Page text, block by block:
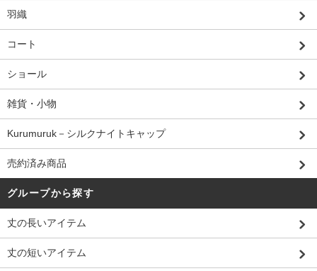
羽織
コート
ショール
雑貨・小物
Kurumuruk－シルクナイトキャップ
売約済み商品
グループから探す
丈の長いアイテム
丈の短いアイテム